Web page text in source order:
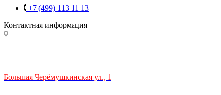
+7 (499) 113 11 13
Контактная информация
Большая Черёмушкинская ул., 1